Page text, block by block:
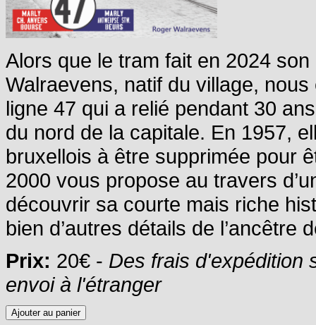
Alors que le tram fait en 2024
Walraevens, natif du village,
ligne 47 qui a relié pendant 30
du nord de la capitale. En 1957,
bruxellois à être supprimée pour
2000 vous propose au travers
découvrir sa courte mais riche
bien d’autres détails de l’ancêtre
Prix: 20€ - Des frais d'expédition
envoi à l'étranger